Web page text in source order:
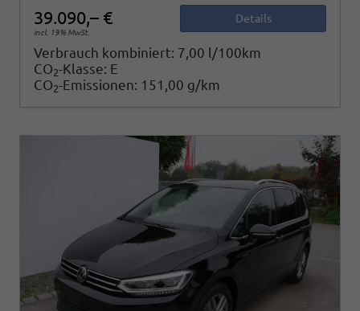
39.090,– €
incl. 19% MwSt.
Details
Verbrauch kombiniert: 7,00 l/100km
CO2-Klasse: E
CO2-Emissionen: 151,00 g/km